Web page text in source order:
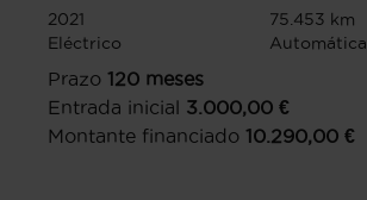
2021
75.453 km
Eléctrico
Automática
Prazo 120 meses
Entrada inicial 3.000,00 €
Montante financiado 10.290,00 €